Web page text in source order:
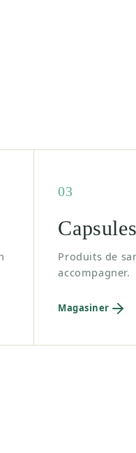
03
Capsules
Produits de
accompagner.
Magasiner